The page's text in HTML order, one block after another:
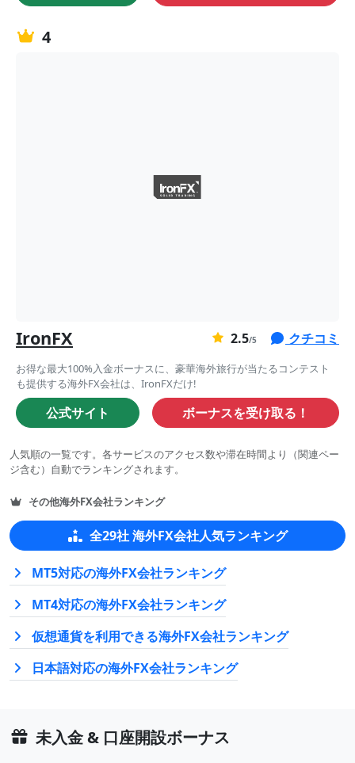
あ
4
IronFX
件
の
評
価
基
の
評
価
2.5/52 クチコミ
お得な最大100%入金ボーナスに、豪華海外旅行が当たるコンテスト
も提供する海外FX会社は、IronFXだけ!
公式サイト ボーナスを受け取る！
人気順の一覧です。各サービスのアクセス数や滞在時間より（関連ペー
ジ含む）自動でランキングされます。
その他海外FX会社ランキング
全29社 海外FX会社人気ランキング
MT5対応の海外FX会社ランキング
MT4対応の海外FX会社ランキング
仮想通貨を利用できる海外FX会社ランキング
日本語対応の海外FX会社ランキング
未入金 & 口座開設ボーナス